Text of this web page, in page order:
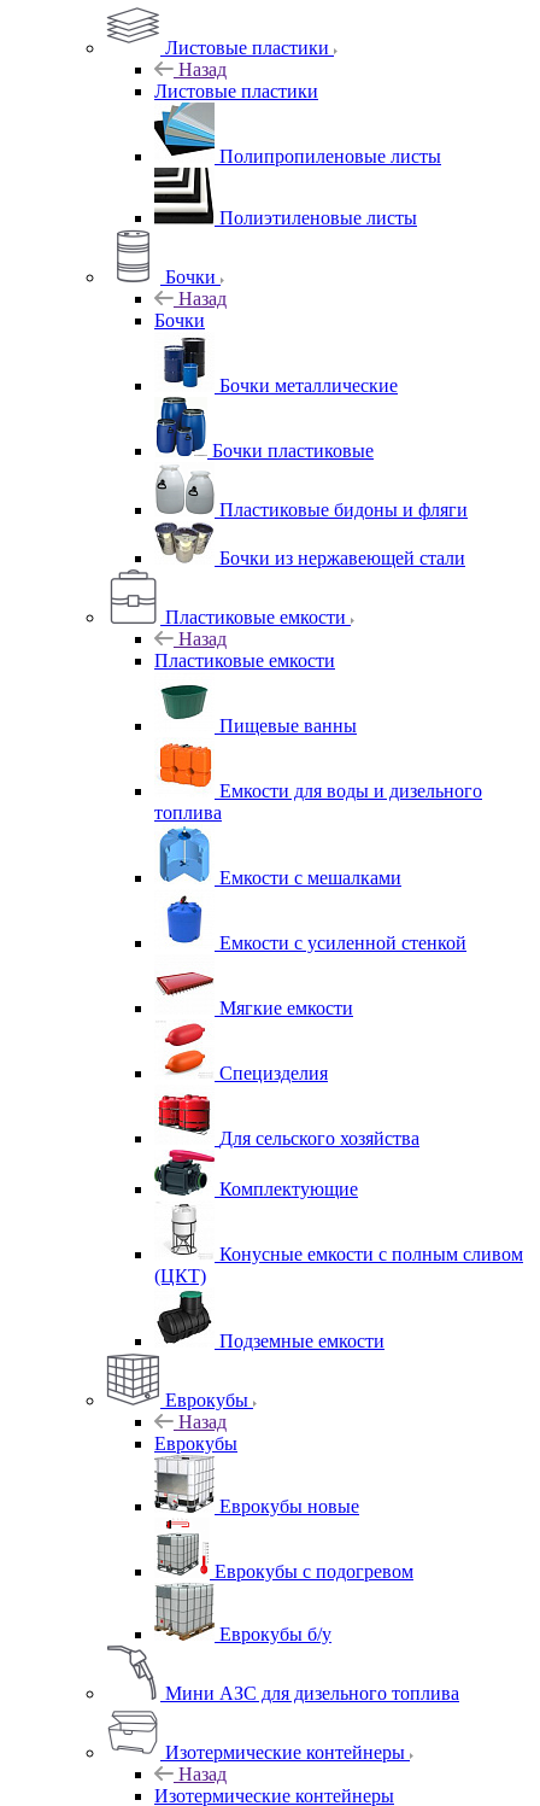
Листовые пластики
Назад
Листовые пластики
Полипропиленовые листы
Полиэтиленовые листы
Бочки
Назад
Бочки
Бочки металлические
Бочки пластиковые
Пластиковые бидоны и фляги
Бочки из нержавеющей стали
Пластиковые емкости
Назад
Пластиковые емкости
Пищевые ванны
Емкости для воды и дизельного
топлива
Емкости с мешалками
Емкости с усиленной стенкой
Мягкие емкости
Специзделия
Для сельского хозяйства
Комплектующие
Конусные емкости с полным сливом
(ЦКТ)
Подземные емкости
Еврокубы
Назад
Еврокубы
Еврокубы новые
Еврокубы с подогревом
Еврокубы б/у
Мини АЗС для дизельного топлива
Изотермические контейнеры
Назад
Изотермические контейнеры